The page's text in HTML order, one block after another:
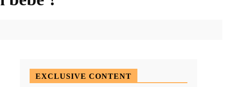
EXCLUSIVE CONTENT